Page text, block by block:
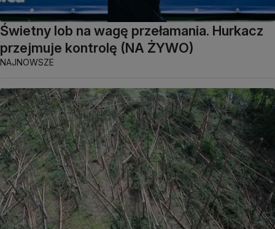
Świetny lob na wagę przełamania. Hurkacz
przejmuje kontrolę (NA ŻYWO)
NAJNOWSZE